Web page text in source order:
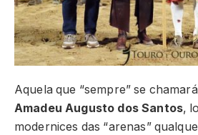
Aquela que “sempre” se chamará
Amadeu Augusto dos Santos,
modernices das “arenas”